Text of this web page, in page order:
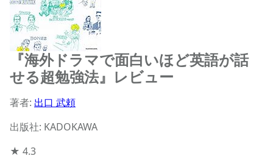
『海外ドラマで面白いほど英語が話
せる超勉強法』レビュー
著者: 出口 武頼
出版社: KADOKAWA
★ 4.3